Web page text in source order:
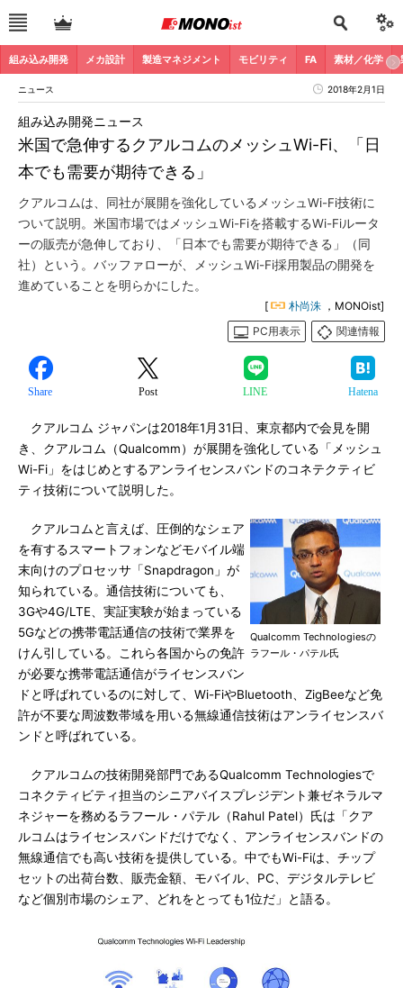
組み込み開発 メカ設計 製造マネジメント モビリティ FA 素材／化学
ニュース 2018年2月1日
米国で急伸するクアルコムのメッシュWi-Fi、「日
本でも需要が期待できる」
組み込み開発ニュース
クアルコムは、同社が展開を強化しているメッシュWi-Fi技術に
ついて説明。米国市場ではメッシュWi-Fiを搭載するWi-Fiルータ
ーの販売が急伸しており、「日本でも需要が期待できる」（同
社）という。バッファローが、メッシュWi-Fi採用製品の開発を
進めていることを明らかにした。
[ 朴尚洙 ，MONOist]
PC用表示
関連情報
Share Post LINE Hatena
クアルコム ジャパンは2018年1月31日、東京都内で会見を開
き、クアルコム（Qualcomm）が展開を強化している「メッシュ
Wi-Fi」をはじめとするアンライセンスバンドのコネテクティビ
ティ技術について説明した。
Qualcomm Technologiesの
ラフール・パテル氏
クアルコムと言えば、圧倒的なシェア
を有するスマートフォンなどモバイル端
末向けのプロセッサ「Snapdragon」が
知られている。通信技術についても、
3Gや4G/LTE、実証実験が始まっている
5Gなどの携帯電話通信の技術で業界を
けん引している。これら各国からの免許
が必要な携帯電話通信がライセンスバン
ドと呼ばれているのに対して、Wi-FiやBluetooth、ZigBeeなど免
許が不要な周波数帯域を用いる無線通信技術はアンライセンスバ
ンドと呼ばれている。
クアルコムの技術開発部門であるQualcomm Technologiesで
コネクティビティ担当のシニアバイスプレジデント兼ゼネラルマ
ネジャーを務めるラフール・パテル（Rahul Patel）氏は「クア
ルコムはライセンスバンドだけでなく、アンライセンスバンドの
無線通信でも高い技術を提供している。中でもWi-Fiは、チップ
セットの出荷台数、販売金額、モバイル、PC、デジタルテレビ
など個別市場のシェア、どれをとっても1位だ」と語る。